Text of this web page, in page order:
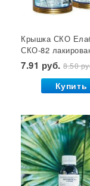
Гет от тараканов
Крышка СКО
СКО-82
Звезда 1/50/600*
7.91 руб.8.50
Купить